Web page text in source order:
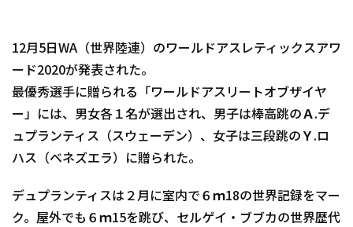
12月5日WA（世界陸連）のワールドアスレティックスアワ
ード2020が発表された。
最優秀選手に贈られる「ワールドアスリートオブザイヤ
ー」には、男女各１名が選出され、男子は棒高跳のＡ.デ
ュプランティス（スウェーデン）、女子は三段跳のＹ.ロ
ハス（ベネズエラ）に贈られた。
デュプランティスは２月に室内で６ｍ18の世界記録をマー
ク。屋外でも６ｍ15を跳び、セルゲイ・ブブカの世界歴代